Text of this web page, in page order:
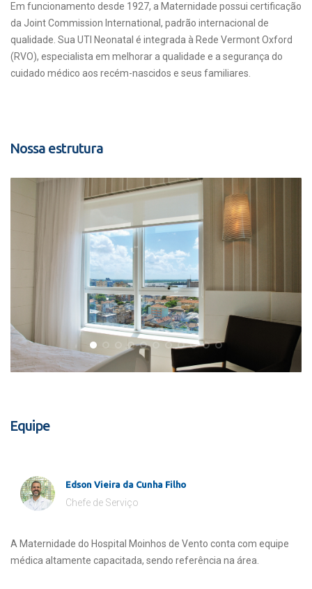
Em funcionamento desde 1927, a Maternidade possui certificação
da Joint Commission International, padrão internacional de
qualidade. Sua UTI Neonatal é integrada à Rede Vermont Oxford
(RVO), especialista em melhorar a qualidade e a segurança do
cuidado médico aos recém-nascidos e seus familiares.
Nossa estrutura
Equipe
Edson Vieira da Cunha Filho
Chefe de Serviço
A Maternidade do Hospital Moinhos de Vento conta com equipe
médica altamente capacitada, sendo referência na área.